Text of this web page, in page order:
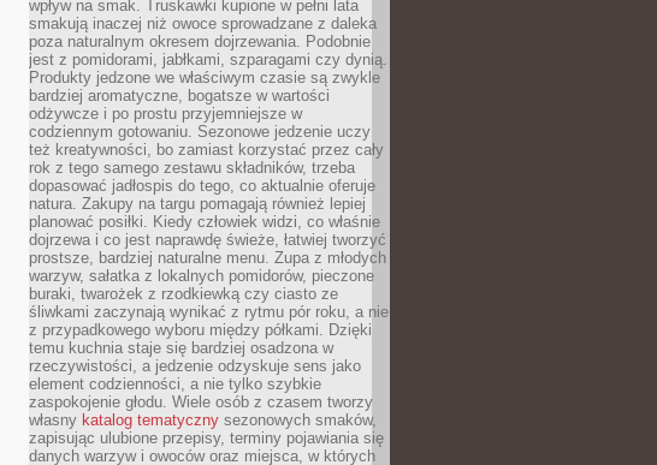
wpływ na smak. Truskawki kupione w pełni lata
smakują inaczej niż owoce sprowadzane z daleka
poza naturalnym okresem dojrzewania. Podobnie
jest z pomidorami, jabłkami, szparagami czy dynią.
Produkty jedzone we właściwym czasie są zwykle
bardziej aromatyczne, bogatsze w wartości
odżywcze i po prostu przyjemniejsze w
codziennym gotowaniu. Sezonowe jedzenie uczy
też kreatywności, bo zamiast korzystać przez cały
rok z tego samego zestawu składników, trzeba
dopasować jadłospis do tego, co aktualnie oferuje
natura. Zakupy na targu pomagają również lepiej
planować posiłki. Kiedy człowiek widzi, co właśnie
dojrzewa i co jest naprawdę świeże, łatwiej tworzyć
prostsze, bardziej naturalne menu. Zupa z młodych
warzyw, sałatka z lokalnych pomidorów, pieczone
buraki, twarożek z rzodkiewką czy ciasto ze
śliwkami zaczynają wynikać z rytmu pór roku, a nie
z przypadkowego wyboru między półkami. Dzięki
temu kuchnia staje się bardziej osadzona w
rzeczywistości, a jedzenie odzyskuje sens jako
element codzienności, a nie tylko szybkie
zaspokojenie głodu. Wiele osób z czasem tworzy
własny katalog tematyczny sezonowych smaków,
zapisując ulubione przepisy, terminy pojawiania się
danych warzyw i owoców oraz miejsca, w których